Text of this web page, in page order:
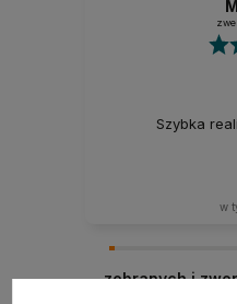
Szybka
w
zebranych i